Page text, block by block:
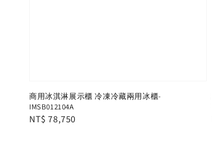
商用冰淇淋展示櫃 冷凍冷藏兩用冰櫃-
IMSB012104A
Regular
NT$ 78,750